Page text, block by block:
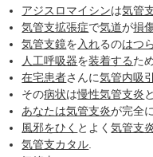
アジスロマイシンは気管
気管支拡張症で気道が損
気管支鏡を 入れるのはつ
人工呼吸器を装着するた
在宅患者さんに気管内吸引
その病状は慢性気管支炎
あなたは気管支炎が完全
風邪をひく とよく気管支
気管支カタル